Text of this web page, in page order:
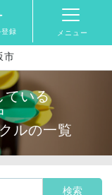
録 メニュー
市
ている
ルの一覧